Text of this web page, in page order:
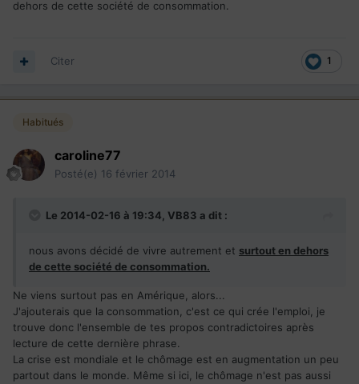
dehors de cette société de consommation.
1
Citer
Habitués
caroline77
Posté(e) 16 février 2014
Le 2014-02-16 à 19:34, VB83 a dit :
nous avons décidé de vivre autrement et surtout en dehors
de cette société de consommation.
Ne viens surtout pas en Amérique, alors...
J'ajouterais que la consommation, c'est ce qui crée l'emploi, je
trouve donc l'ensemble de tes propos contradictoires après
lecture de cette dernière phrase.
La crise est mondiale et le chômage est en augmentation un peu
partout dans le monde. Même si ici, le chômage n'est pas aussi